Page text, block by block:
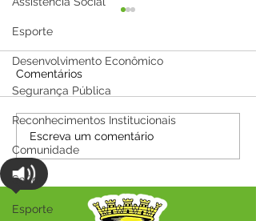
Esporte
Desenvolvimento Econômico
Segurança Pública
Reconhecimentos Institucionais
Comunidade
Saúde
Esporte
Capixaba Anuncia
Processo Seletivo para
Diversas Áreas com
Oportunidades em
Níveis Fundamental,
Comentários
Escreva um comentário